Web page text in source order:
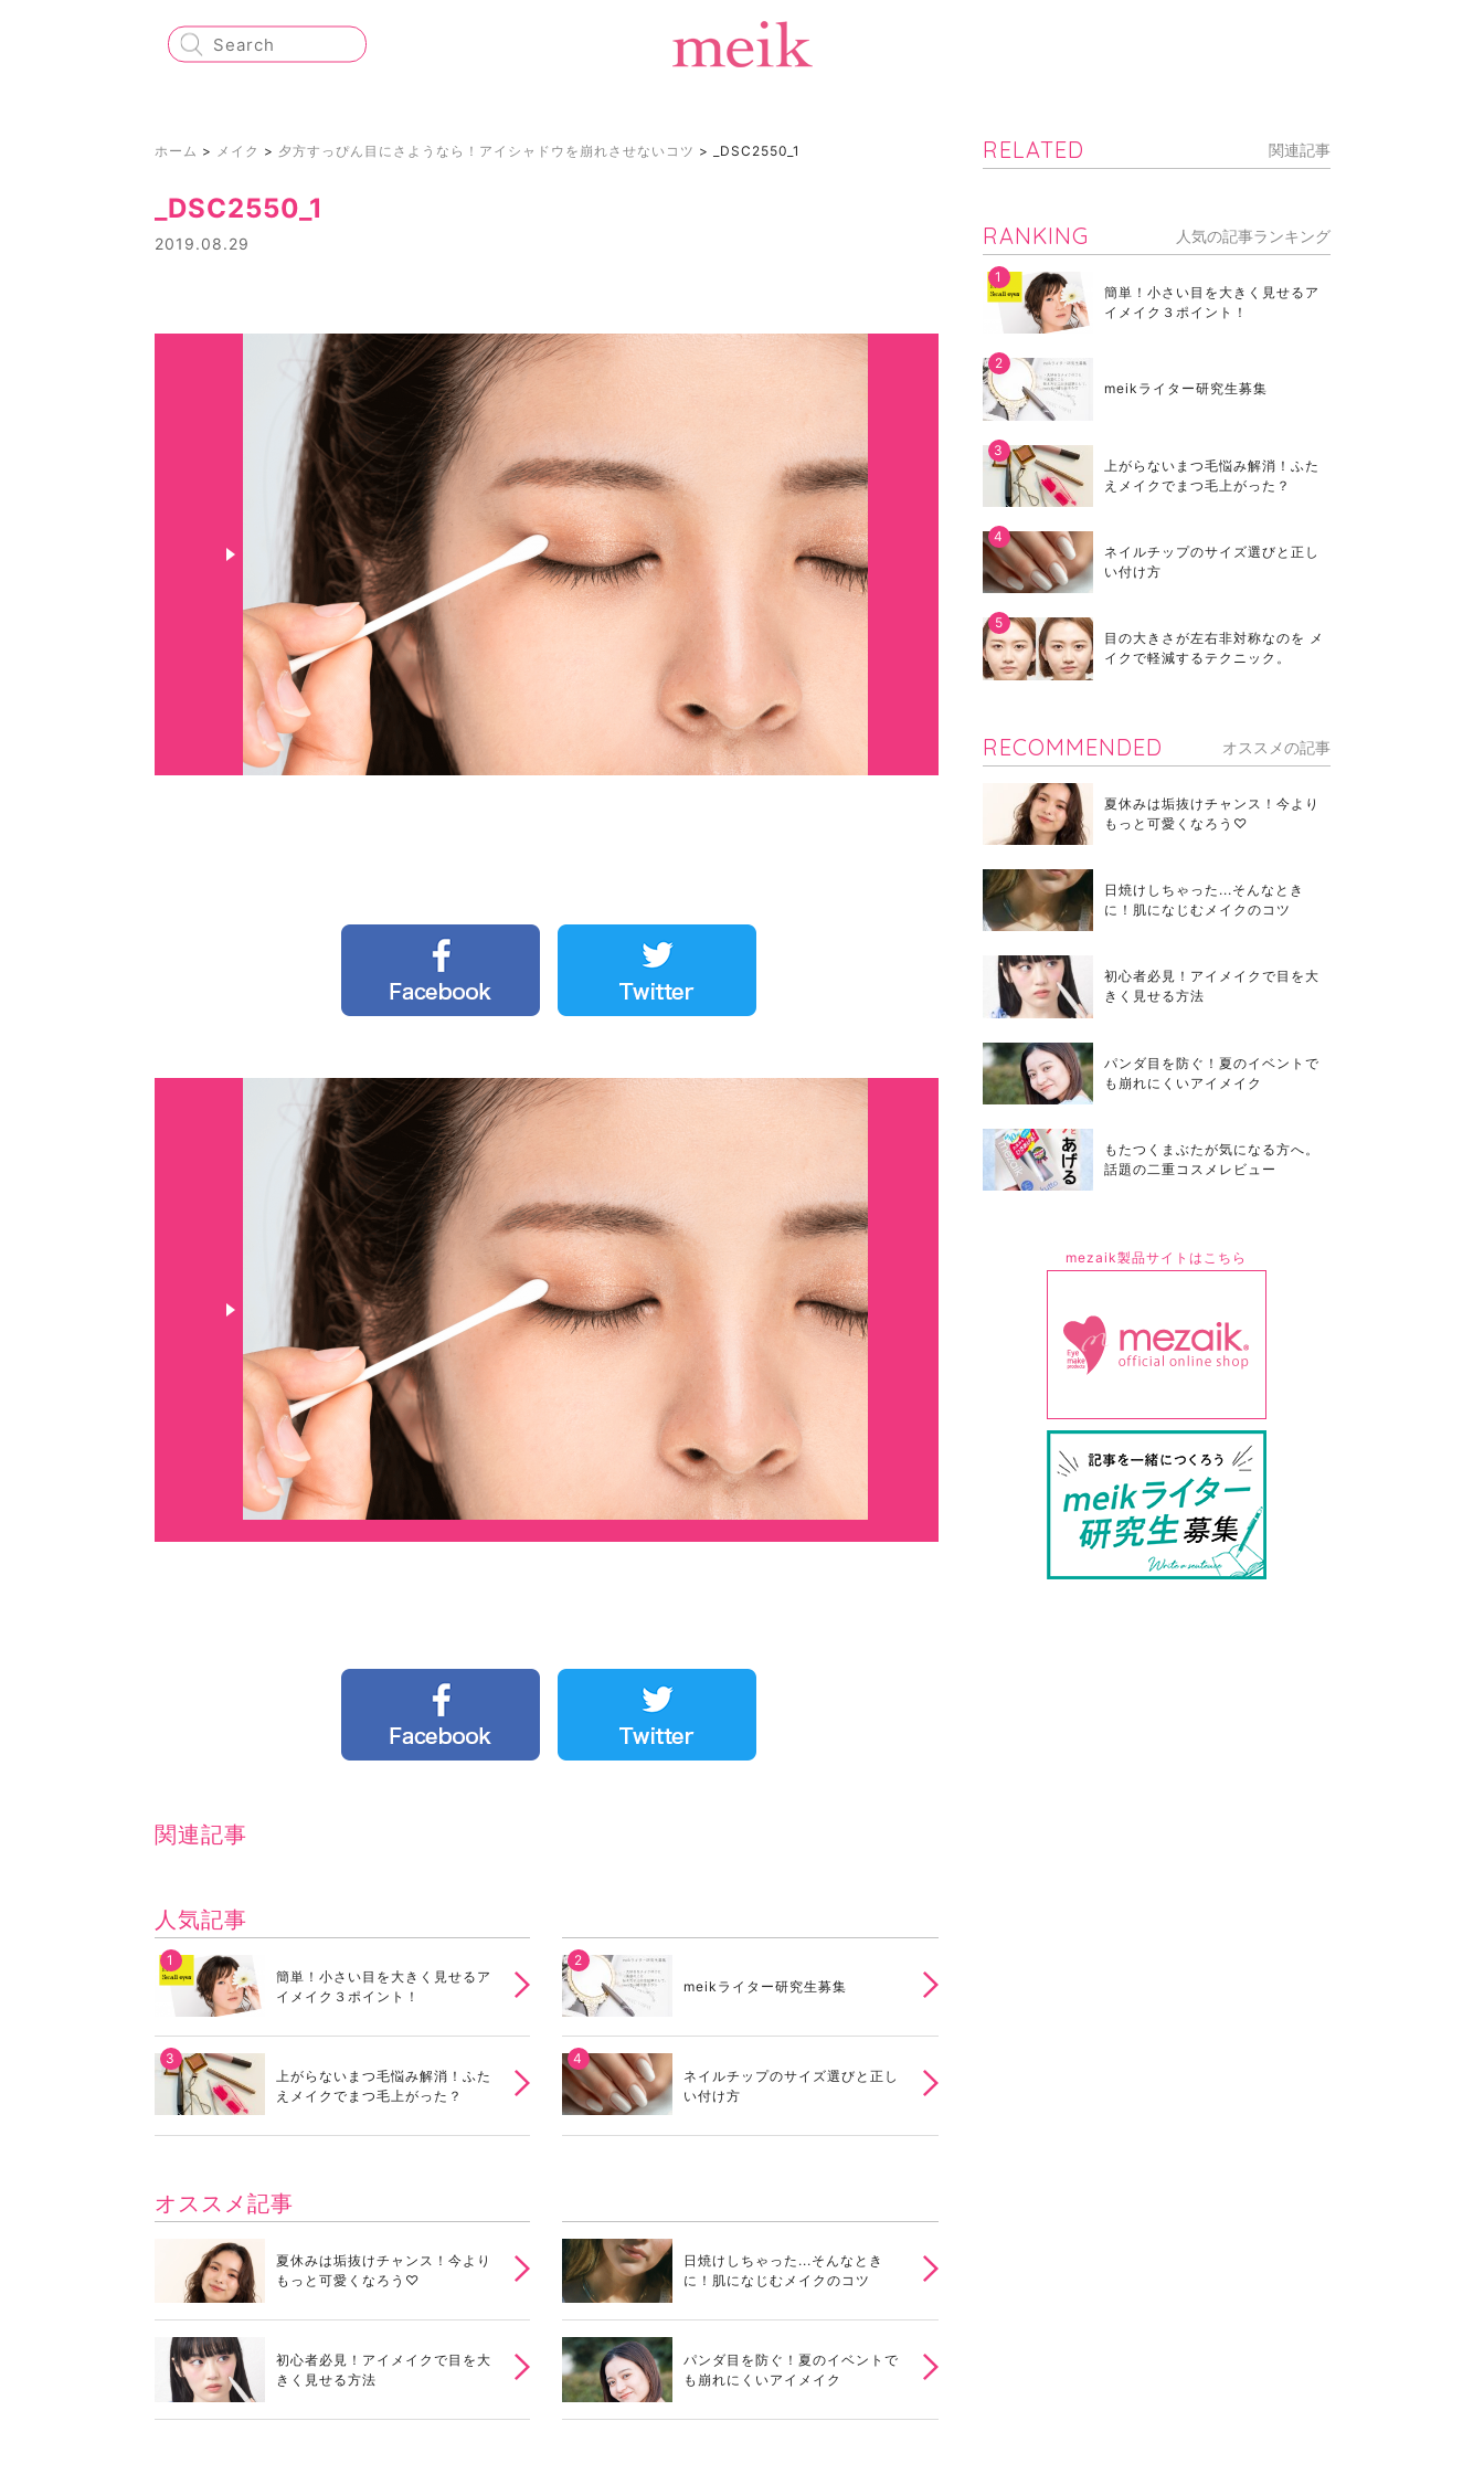
ホーム > メイク > 夕方すっぴん目にさようなら！アイシャドウを崩れさせないコツ > _DSC2550_1
_DSC2550_1
2019.08.29
関連記事
人気記事
簡単！小さい目を大きく見せるア
イメイク３ポイント！
meikライター研究生募集
上がらないまつ毛悩み解消！ふた
えメイクでまつ毛上がった？
ネイルチップのサイズ選びと正し
い付け方
オススメ記事
夏休みは垢抜けチャンス！今より
もっと可愛くなろう♡
日焼けしちゃった...そんなとき
に！肌になじむメイクのコツ
初心者必見！アイメイクで目を大
きく見せる方法
パンダ目を防ぐ！夏のイベントで
も崩れにくいアイメイク
RELATED 関連記事
RANKING 人気の記事ランキング
簡単！小さい目を大きく見せるア
イメイク３ポイント！
meikライター研究生募集
上がらないまつ毛悩み解消！ふた
えメイクでまつ毛上がった？
ネイルチップのサイズ選びと正し
い付け方
目の大きさが左右非対称なのを メ
イクで軽減するテクニック。
RECOMMENDED オススメの記事
夏休みは垢抜けチャンス！今より
もっと可愛くなろう♡
日焼けしちゃった...そんなとき
に！肌になじむメイクのコツ
初心者必見！アイメイクで目を大
きく見せる方法
パンダ目を防ぐ！夏のイベントで
も崩れにくいアイメイク
もたつくまぶたが気になる方へ。
話題の二重コスメレビュー
mezaik製品サイトはこちら